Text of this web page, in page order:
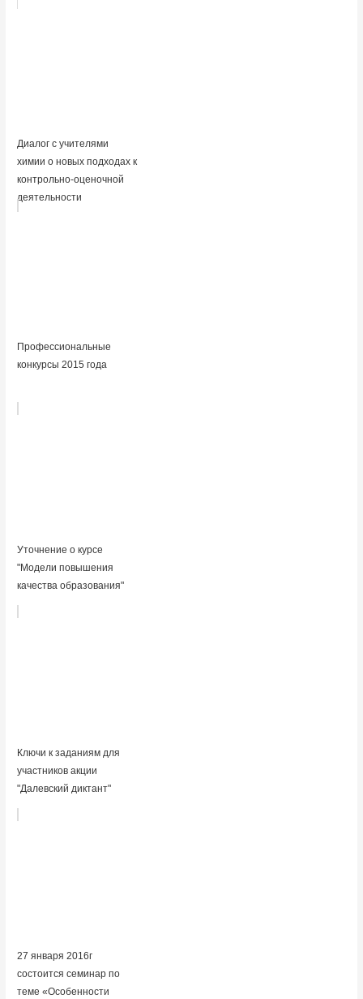
Диалог с учителями
химии о новых подходах к
контрольно-оценочной
деятельности
Профессиональные
конкурсы 2015 года
Уточнение о курсе
"Модели повышения
качества образования"
Ключи к заданиям для
участников акции
"Далевский диктант"
27 января 2016г
состоится семинар по
теме «Особенности